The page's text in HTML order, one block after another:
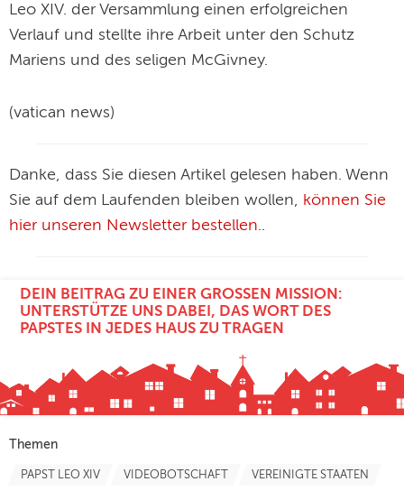
Leo XIV. der Versammlung einen erfolgreichen
Verlauf und stellte ihre Arbeit unter den Schutz
Mariens und des seligen McGivney.
(vatican news)
Danke, dass Sie diesen Artikel gelesen haben. Wenn
Sie auf dem Laufenden bleiben wollen, können Sie
hier unseren Newsletter bestellen..
DEIN BEITRAG ZU EINER GROSSEN MISSION: U
NTERSTÜTZE UNS DABEI, DAS WORT DES P
APSTES IN JEDES HAUS ZU TRAGEN
Themen
PAPST LEO XIV VIDEOBOTSCHAFT VEREINIGTE STAATEN